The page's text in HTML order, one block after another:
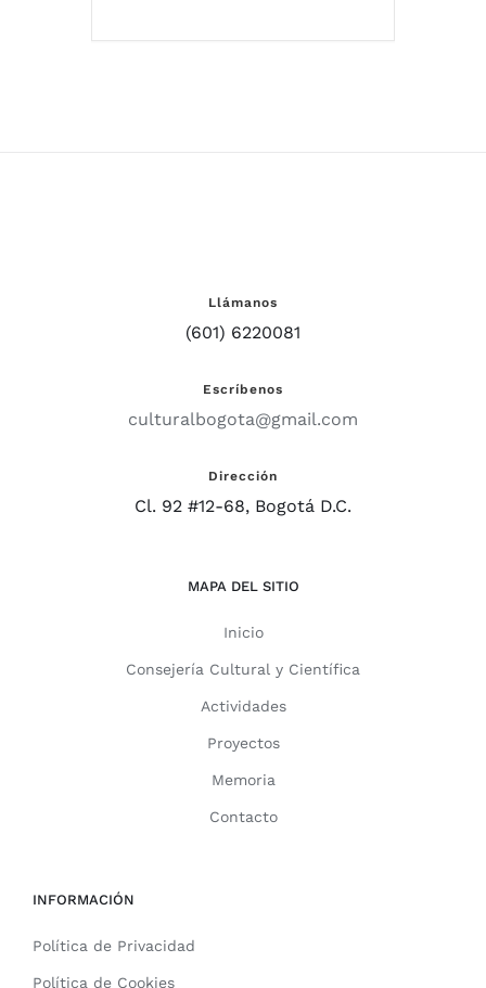
Llámanos
(601) 6220081
Escríbenos
culturalbogota@gmail.com
Dirección
Cl. 92 #12-68, Bogotá D.C.
MAPA DEL SITIO
Inicio
Consejería Cultural y Científica
Actividades
Proyectos
Memoria
Contacto
INFORMACIÓN
Política de Privacidad
Política de Cookies